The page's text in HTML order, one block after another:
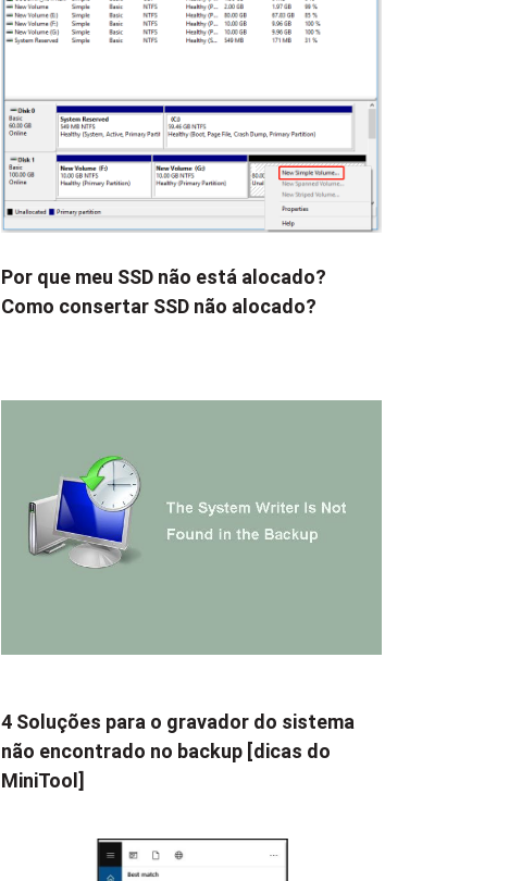
Por que meu SSD não está alocado?
Como consertar SSD não alocado?
4 Soluções para o gravador do sistema
não encontrado no backup [dicas do
MiniTool]